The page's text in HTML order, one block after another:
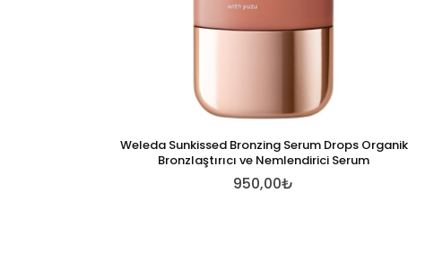
Weleda Sunkissed Bronzing Serum Drops Organik
Bronzlaştırıcı ve Nemlendirici Serum
950,00₺